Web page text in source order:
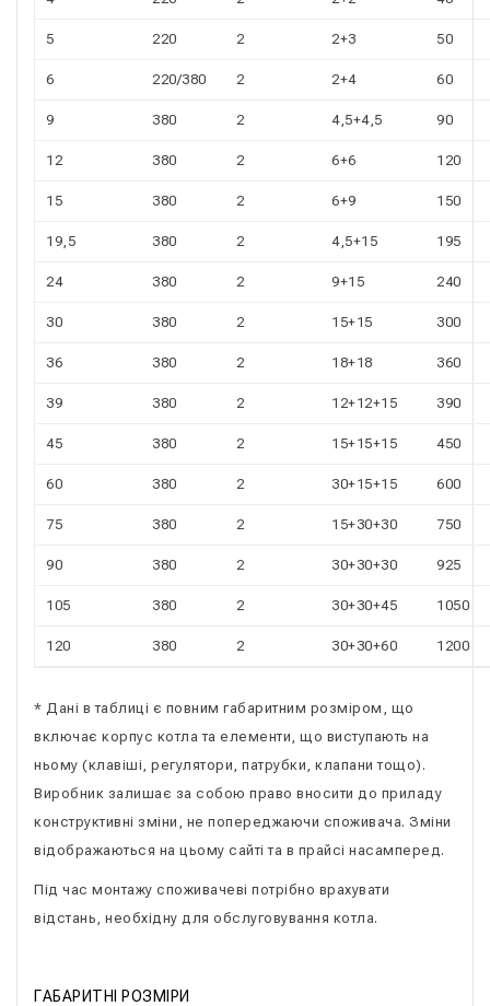
5 220 2 2+3 50
6 220/380 2 2+4 60
9 380 2 4,5+4,5 90
12 380 2 6+6 120
15 380 2 6+9 150
19,5 380 2 4,5+15 195
24 380 2 9+15 240
30 380 2 15+15 300
36 380 2 18+18 360
39 380 2 12+12+15 390
45 380 2 15+15+15 450
60 380 2 30+15+15 600
75 380 2 15+30+30 750
90 380 2 30+30+30 925
105 380 2 30+30+45 1050
120 380 2 30+30+60 1200
* Дані в таблиці є повним габаритним розміром, що
включає корпус котла та елементи, що виступають на
ньому (клавіші, регулятори, патрубки, клапани тощо).
Виробник залишає за собою право вносити до приладу
конструктивні зміни, не попереджаючи споживача. Зміни
відображаються на цьому сайті та в прайсі насамперед.
Під час монтажу споживачеві потрібно врахувати
відстань, необхідну для обслуговування котла.
ГАБАРИТНІ РОЗМІРИ